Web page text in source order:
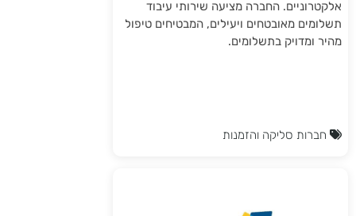
אלקטרוניים. החברה מציעה שירותי עיבוד
תשלומים מאובטחים ויעילים, המבטיחים טיפול
מהיר ומדויק בתשלומים.
חברות סליקה והזמנות